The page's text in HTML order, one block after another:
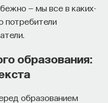
— мы все в каких-
потребители
образования:
образованием